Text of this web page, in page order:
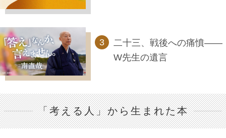
二十三、戦後への痛憤――
W先生の遺言
「考える人」から生まれた本